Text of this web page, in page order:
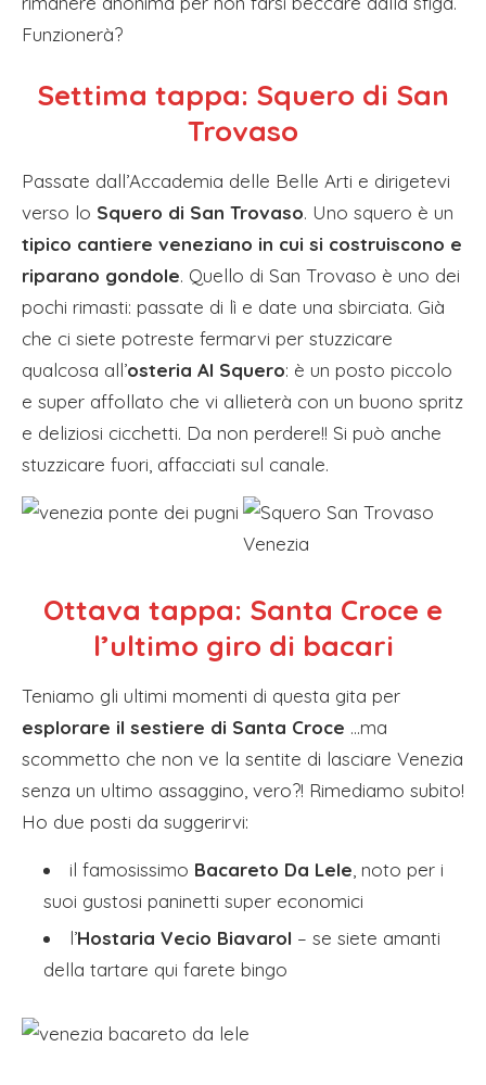
Funzionerà?
Settima tappa: Squero di San
Trovaso
Passate dall’Accademia delle Belle Arti e dirigetevi
verso lo Squero di San Trovaso. Uno squero è un
tipico cantiere veneziano in cui si costruiscono e
riparano gondole. Quello di San Trovaso è uno dei
pochi rimasti: passate di lì e date una sbirciata. Già
che ci siete potreste fermarvi per stuzzicare
qualcosa all’osteria Al Squero: è un posto piccolo
e super affollato che vi allieterà con un buono spritz
e deliziosi cicchetti. Da non perdere!! Si può anche
stuzzicare fuori, affacciati sul canale.
Ottava tappa: Santa Croce e
l’ultimo giro di bacari
Teniamo gli ultimi momenti di questa gita per
esplorare il sestiere di Santa Croce …ma
scommetto che non ve la sentite di lasciare Venezia
senza un ultimo assaggino, vero?! Rimediamo subito!
Ho due posti da suggerirvi:
il famosissimo Bacareto Da Lele , noto per i
suoi gustosi paninetti super economici
l’Hostaria Vecio Biavarol – se siete amanti
della tartare qui farete bingo